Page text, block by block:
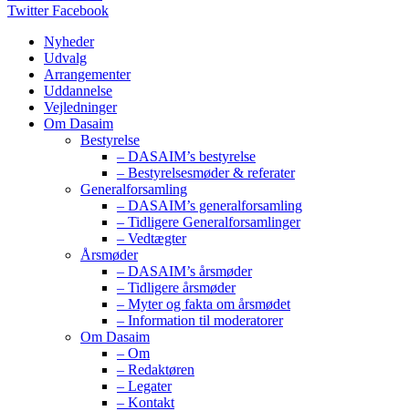
Twitter Facebook
Nyheder
Udvalg
Arrangementer
Uddannelse
Vejledninger
Om Dasaim
Bestyrelse
– DASAIM’s bestyrelse
– Bestyrelsesmøder & referater
Generalforsamling
– DASAIM’s generalforsamling
– Tidligere Generalforsamlinger
– Vedtægter
Årsmøder
– DASAIM’s årsmøder
– Tidligere årsmøder
– Myter og fakta om årsmødet
– Information til moderatorer
Om Dasaim
– Om
– Redaktøren
– Legater
– Kontakt